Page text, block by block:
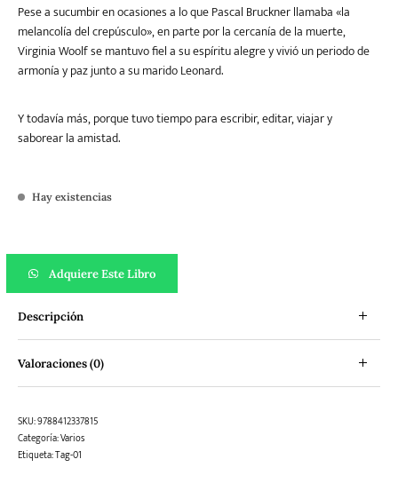
Pese a sucumbir en ocasiones a lo que Pascal Bruckner llamaba «la
melancolía del crepúsculo», en parte por la cercanía de la muerte,
Virginia Woolf se mantuvo fiel a su espíritu alegre y vivió un periodo de
armonía y paz junto a su marido Leonard.
Y todavía más, porque tuvo tiempo para escribir, editar, viajar y
saborear la amistad.
Hay existencias
Adquiere Este Libro
Descripción
Valoraciones (0)
SKU:9788412337815
Categoría:Varios
Etiqueta:Tag-01